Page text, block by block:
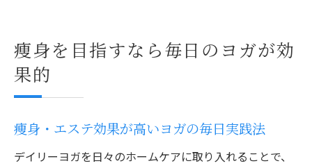
痩身を目指すなら毎日のヨガが効
果的
痩身・エステ効果が高いヨガの毎日実践法
デイリーヨガを日々のホームケアに取り入れることで、